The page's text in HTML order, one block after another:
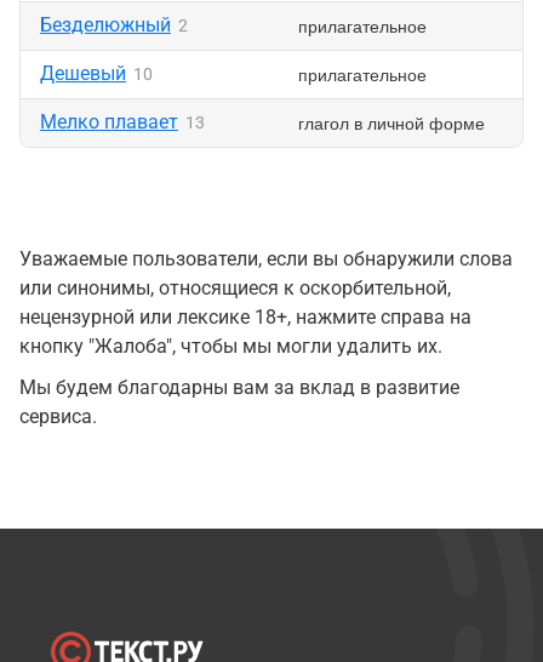
Безделюжный 2 прилагательное
Дешевый 10 прилагательное
Мелко плавает 13 глагол в личной форме
Уважаемые пользователи, если вы обнаружили слова
или синонимы, относящиеся к оскорбительной,
нецензурной или лексике 18+, нажмите справа на
кнопку "Жалоба", чтобы мы могли удалить их.
Мы будем благодарны вам за вклад в развитие
сервиса.